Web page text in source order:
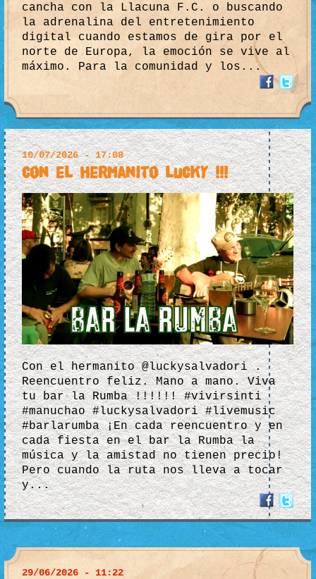
cancha con la Llacuna F.C. o buscando
la adrenalina del entretenimiento
digital cuando estamos de gira por el
norte de Europa, la emoción se vive al
máximo. Para la comunidad y los...
10/07/2026 - 17:08
Con el hermanito lucky !!!
Con el hermanito @luckysalvadori .
Reencuentro feliz. Mano a mano. Viva
tu bar la Rumba !!!!!! #vivirsinti
#manuchao #luckysalvadori #livemusic
#barlarumba ¡En cada reencuentro y en
cada fiesta en el bar la Rumba la
música y la amistad no tienen precio!
Pero cuando la ruta nos lleva a tocar
y...
29/06/2026 - 11:22